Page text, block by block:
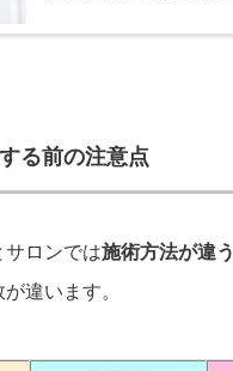
る前の注意点
サロンでは施術方法が違う
違います。